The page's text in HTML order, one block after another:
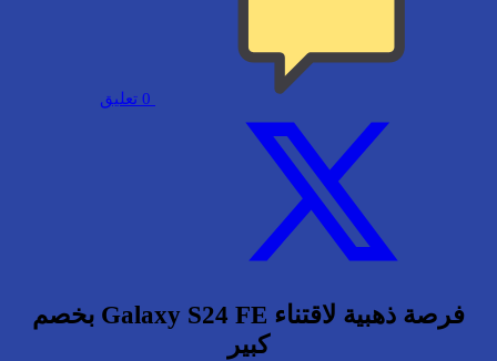
0 تعليق
فرصة ذهبية لاقتناء Galaxy S24 FE بخصم
كبير